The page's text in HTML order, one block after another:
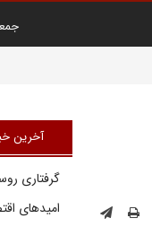
جمعه ۱۶
آخرین
گرفتاری
امیدهای